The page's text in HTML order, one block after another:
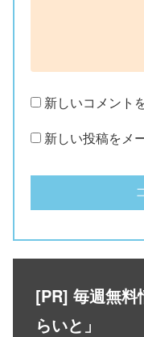
新しいコメント
新しい投稿をメ
[PR] 毎週無料
らいと」